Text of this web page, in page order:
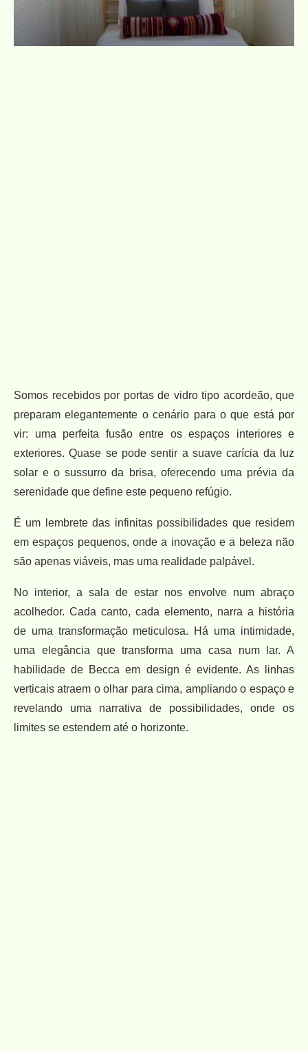
Somos recebidos por portas de vidro tipo acordeão, que
preparam elegantemente o cenário para o que está por
vir: uma perfeita fusão entre os espaços interiores e
exteriores. Quase se pode sentir a suave carícia da luz
solar e o sussurro da brisa, oferecendo uma prévia da
serenidade que define este pequeno refúgio.
É um lembrete das infinitas possibilidades que residem
em espaços pequenos, onde a inovação e a beleza não
são apenas viáveis, mas uma realidade palpável.
No interior, a sala de estar nos envolve num abraço
acolhedor. Cada canto, cada elemento, narra a história
de uma transformação meticulosa. Há uma intimidade,
uma elegância que transforma uma casa num lar. A
habilidade de Becca em design é evidente. As linhas
verticais atraem o olhar para cima, ampliando o espaço e
revelando uma narrativa de possibilidades, onde os
limites se estendem até o horizonte.